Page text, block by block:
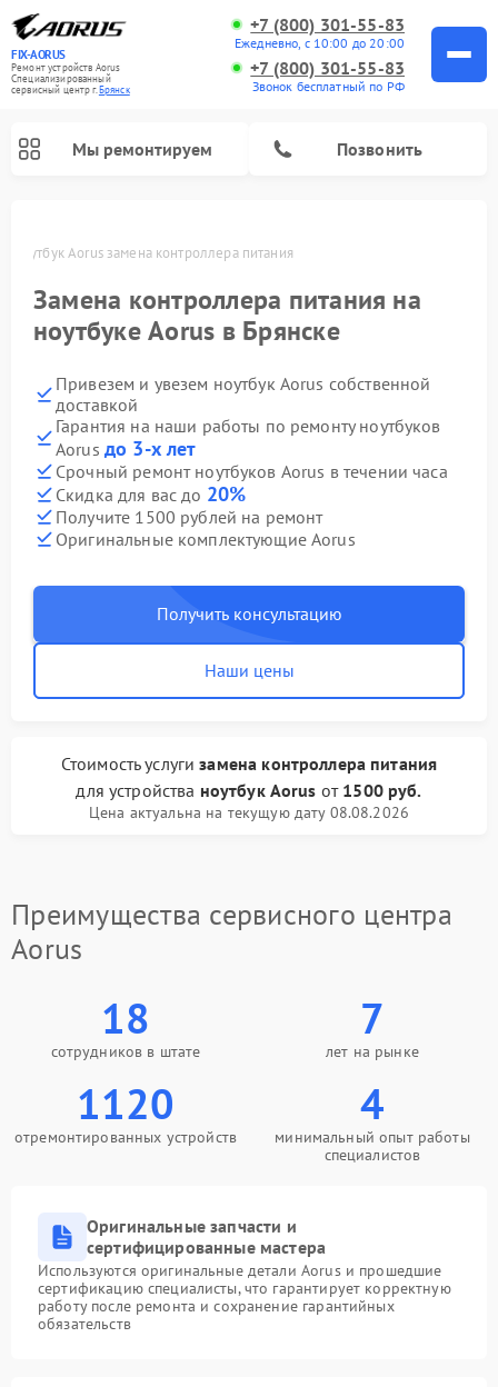
FIX-AORUS
Ремонт устройств Aorus
Специализированный
cервисный центр г.Брянск
+7 (800) 301-55-83
Ежедневно, с 10:00 до 20:00
+7 (800) 301-55-83
Звонок бесплатный по РФ
Мы ремонтируем Позвонить
Ноутбук Aorus замена контроллера питания
Замена контроллера питания на
ноутбуке Aorus в Брянске
Привезем и увезем ноутбук Aorus собственной
доставкой
Гарантия на наши работы по ремонту ноутбуков
Aorus до 3-х лет
Срочный ремонт ноутбуков Aorus в течении часа
Скидка для вас до 20%
Получите 1500 рублей на ремонт
Оригинальные комплектующие Aorus
Получить консультацию
Наши цены
Стоимость услугизамена контроллера питания
для устройства ноутбук Aorus от 1500 руб.
Цена актуальна на текущую дату 08.08.2026
Преимущества сервисного центра
Aorus
18
сотрудников в штате
7
лет на рынке
1120
отремонтированных устройств
4
минимальный опыт работы
специалистов
Оригинальные запчасти и
сертифицированные мастера
Используются оригинальные детали Aorus и прошедшие
сертификацию специалисты, что гарантирует корректную
работу после ремонта и сохранение гарантийных
обязательств